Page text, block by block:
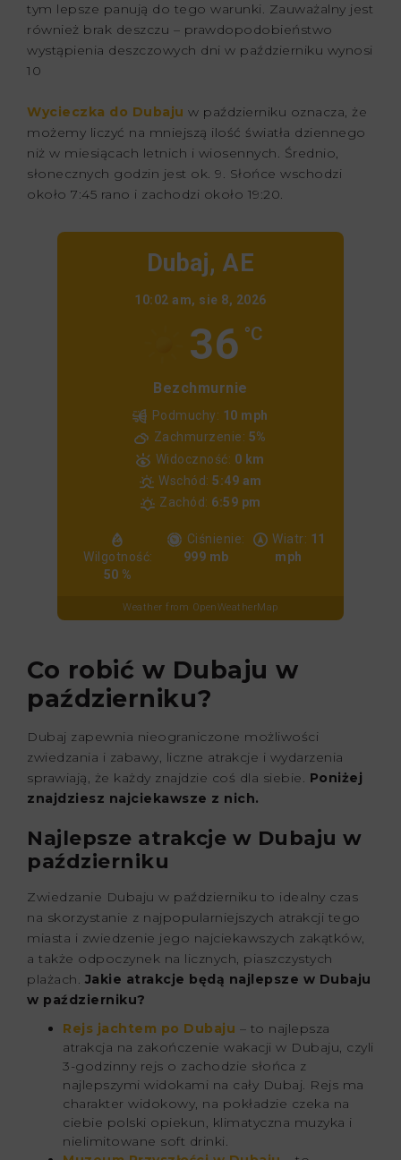
tym lepsze panują do tego warunki. Zauważalny jest
również brak deszczu – prawdopodobieństwo
wystąpienia deszczowych dni w październiku wynosi
10
Wycieczka do Dubaju w październiku oznacza, że
możemy liczyć na mniejszą ilość światła dziennego
niż w miesiącach letnich i wiosennych. Średnio,
słonecznych godzin jest ok. 9. Słońce wschodzi
około 7:45 rano i zachodzi około 19:20.
Dubaj, AE
10:02 am, sie 8, 2026
36 °C
Bezchmurnie
Wilgotność:
50 %
Ciśnienie:
999 mb
Wiatr: 11
mph
Podmuchy: 10 mph
Zachmurzenie: 5%
Widoczność: 0 km
Wschód: 5:49 am
Zachód: 6:59 pm
Weather from OpenWeatherMap
Co robić w Dubaju w
październiku?
Dubaj zapewnia nieograniczone możliwości
zwiedzania i zabawy, liczne atrakcje i wydarzenia
sprawiają, że każdy znajdzie coś dla siebie. Poniżej
znajdziesz najciekawsze z nich.
Najlepsze atrakcje w Dubaju w
październiku
Zwiedzanie Dubaju w październiku to idealny czas
na skorzystanie z najpopularniejszych atrakcji tego
miasta i zwiedzenie jego najciekawszych zakątków,
a także odpoczynek na licznych, piaszczystych
plażach. Jakie atrakcje będą najlepsze w Dubaju
w październiku?
Rejs jachtem po Dubaju – to najlepsza
atrakcja na zakończenie wakacji w Dubaju, czyli
3-godzinny rejs o zachodzie słońca z
najlepszymi widokami na cały Dubaj. Rejs ma
charakter widokowy, na pokładzie czeka na
ciebie polski opiekun, klimatyczna muzyka i
nielimitowane soft drinki.